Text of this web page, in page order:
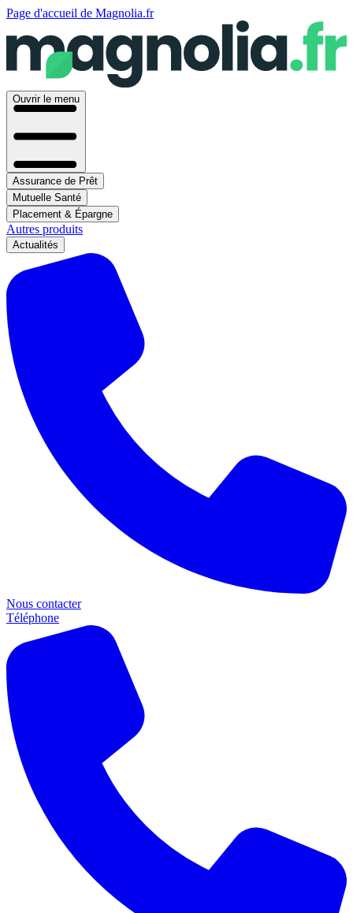
Page d'accueil de Magnolia.fr
Ouvrir le menu
Assurance de Prêt
Mutuelle Santé
Placement & Épargne
Autres produits
Actualités
Nous contacter
Téléphone